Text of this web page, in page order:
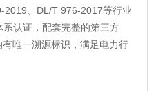
2019、DL/T 976-2017等行业
认证，配套完整的第三方
唯一溯源标识，满足电力行